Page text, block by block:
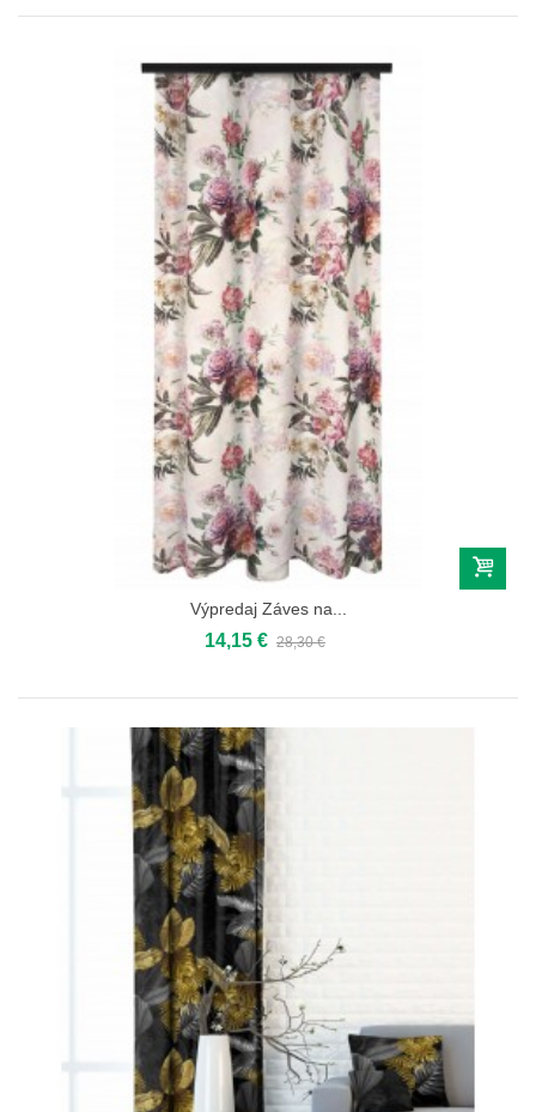
Výpredaj Záves na...
14,15 € 28,30 €